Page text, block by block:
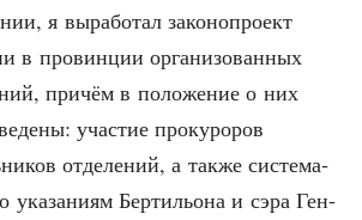
я выра­бо­тал зако­но­про­ект
в про­вин­ции орга­ни­зо­ван­ных
при­чём в поло­же­ние о них
уча­стие про­ку­ро­ров
отде­ле­ний, а так­же систе­ма­
ука­за­ни­ям Бер­ти­льо­на и сэра Ген­